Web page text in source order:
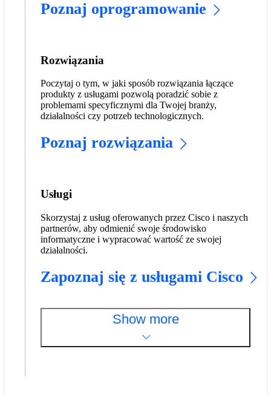
Poznaj oprogramowanie
Rozwiązania
Poczytaj o tym, w jaki sposób rozwiązania łączące
produkty z usługami pozwolą poradzić sobie z
problemami specyficznymi dla Twojej branży,
działalności czy potrzeb technologicznych.
Poznaj rozwiązania
Usługi
Skorzystaj z usług oferowanych przez Cisco i naszych
partnerów, aby odmienić swoje środowisko
informatyczne i wypracować wartość ze swojej
działalności.
Zapoznaj się z usługami Cisco
Show more